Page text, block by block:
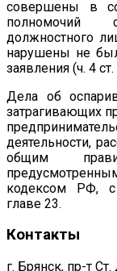
совершены в
полномочий
должностного
нарушены не
заявления (ч. 4
Дела об
затрагивающих
деятельности,
общим
кодексом РФ, с
главе 23.
Контакты
г. Брянск, пр-т